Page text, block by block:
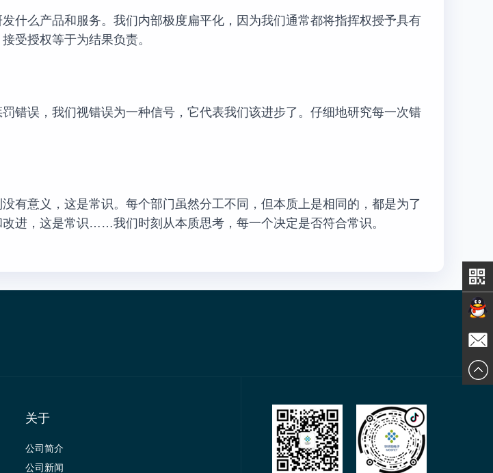
什么产品和服务。我们内部极度扁平化，因为我们通常都将指挥权授予具有
受授权等于为结果负责。
错误，我们视错误为一种信号，它代表我们该进步了。仔细地研究每一次错
有意义，这是常识。每个部门虽然分工不同，但本质上是相同的，都是为了
进，这是常识……我们时刻从本质思考，每一个决定是否符合常识。
关于
公司简介
公司新闻
在线交
谈
发送邮